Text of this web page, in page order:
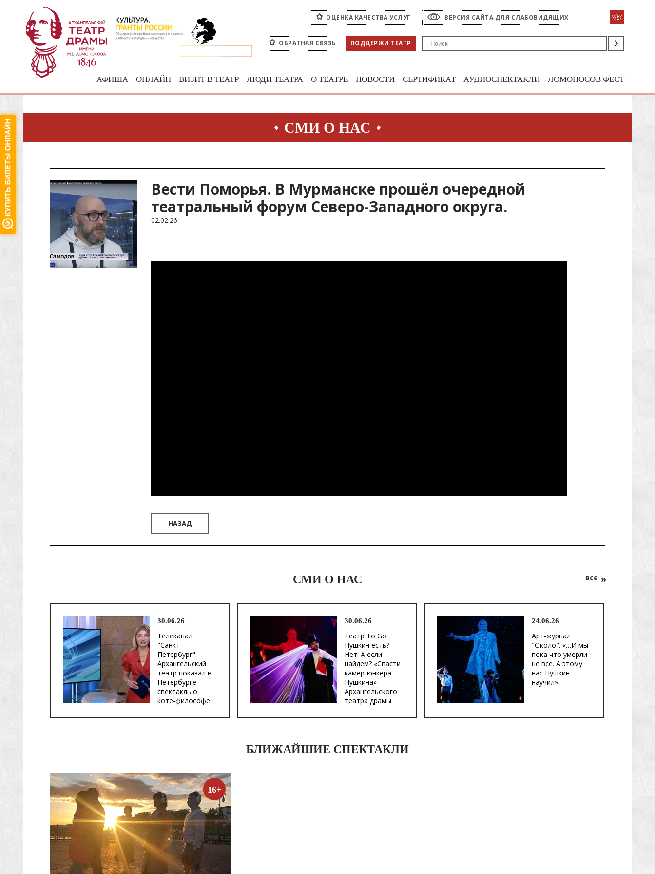
ОЦЕНКА КАЧЕСТВА УСЛУГ ВЕРСИЯ САЙТА ДЛЯ СЛАБОВИДЯЩИХ
ОБРАТНАЯ СВЯЗЬ ПОДДЕРЖИ ТЕАТР
АФИША ОНЛАЙН ВИЗИТ В ТЕАТР ЛЮДИ ТЕАТРА О ТЕАТРЕ НОВОСТИ СЕРТИФИКАТ АУДИОСПЕКТАКЛИ ЛОМОНОСОВ ФЕСТ
СМИ О НАС
Вести Поморья. В Мурманске прошёл очередной
театральный форум Северо-Западного округа.
02.02.26
НАЗАД
СМИ О НАС все
30.06.26
Телеканал
"Санкт-
Петербург".
Архангельский
театр показал в
Петербурге
спектакль о
коте-философе
30.06.26
Театр To Go.
Пушкин есть?
Нет. А если
найдем? «Спасти
камер-юнкера
Пушкина»
Архангельского
театра драмы
24.06.26
Арт-журнал
"Около". «…И мы
пока что умерли
не все. А этому
нас Пушкин
научил»
БЛИЖАЙШИЕ СПЕКТАКЛИ
16+